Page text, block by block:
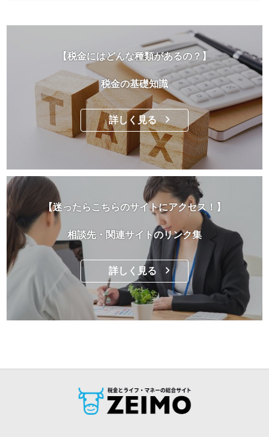
【税金にはどんな種類があるの？】
税金の基礎知識
詳しく見る
【迷ったらこちらのサイトにアクセス！】
相談先・関連サイトのリンク集
詳しく見る